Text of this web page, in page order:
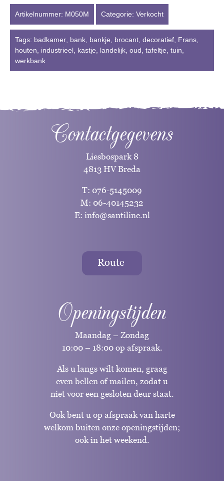
Artikelnummer: M050M Categorie: Verkocht
Tags: badkamer bank bankje brocant decoratief Frans
houten
industrieel kastje landelijk oud tafeltje tuin
werkbank
Contactgegevens
Liesbospark 8
4813 HV Breda
T: 076-5145009
M: 06-40145232
E: info@santiline.nl
Route
Openingstijden
Maandag – Zondag
10:00 – 18:00 op afspraak.
Als u langs wilt komen, graag
even bellen of mailen, zodat u
niet voor een gesloten deur staat.
Ook bent u op afspraak van harte
welkom buiten onze openingstijden;
ook in het weekend.